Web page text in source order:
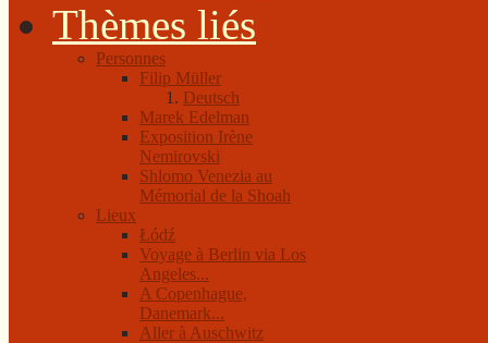
Thèmes liés
Personnes
Filip Müller
Deutsch
Marek Edelman
Exposition Irène
Nemirovski
Shlomo Venezia au
Mémorial de la Shoah
Lieux
Łódź
Voyage à Berlin via Los
Angeles...
A Copenhague,
Danemark...
Aller à Auschwitz